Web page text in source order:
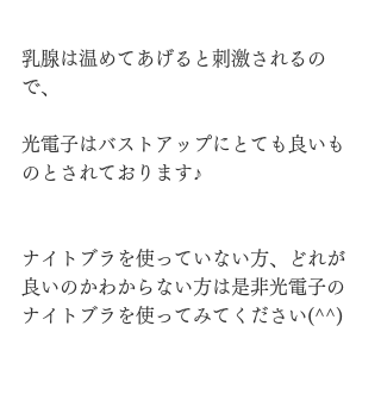
乳腺は温めてあげると刺激されるの
で、
光電子はバストアップにとても良いも
のとされております♪
ナイトブラを使っていない方、どれが
良いのかわからない方は是非光電子の
ナイトブラを使ってみてください(^^)